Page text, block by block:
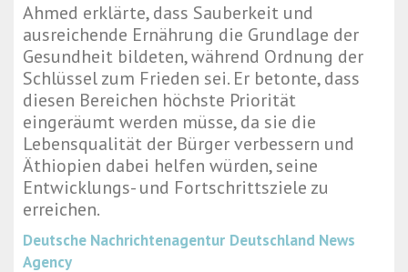
Ahmed erklärte, dass Sauberkeit und
ausreichende Ernährung die Grundlage der
Gesundheit bildeten, während Ordnung der
Schlüssel zum Frieden sei. Er betonte, dass
diesen Bereichen höchste Priorität
eingeräumt werden müsse, da sie die
Lebensqualität der Bürger verbessern und
Äthiopien dabei helfen würden, seine
Entwicklungs- und Fortschrittsziele zu
erreichen.
Deutsche Nachrichtenagentur Deutschland News
Agency